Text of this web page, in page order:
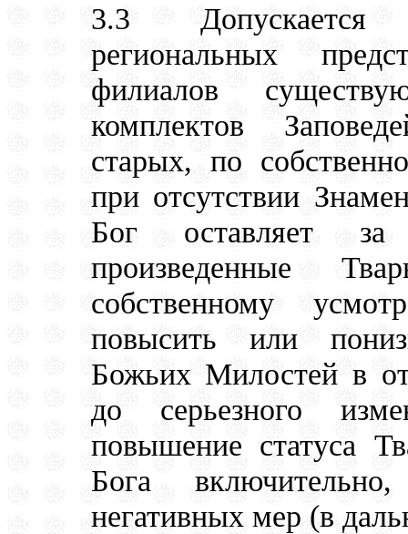
3.3 Допускается
региональных
филиалов
комплектов
старых, по
при отсутствии
Бог оставляет за
произведенные
собственному
повысить или
Божьих Милостей в
до серьезного
повышение статуса
Бога
негативных мер (в